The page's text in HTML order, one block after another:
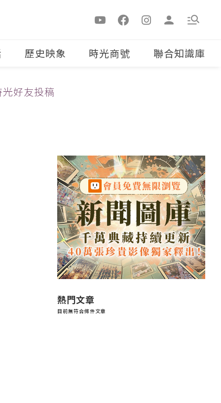
歷史映象 時光商號 聯合知識庫
好友投稿
熱門文章
目前無符合條件文章